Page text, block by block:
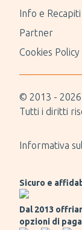
Info e
Partner
Cookies Policy
© 2013 - 2026
Tutti i diritti
Informativa
Sicuro e
Dal 2013
opzioni di